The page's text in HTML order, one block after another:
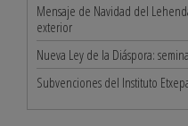
Mensaje de Navidad del
exterior
Nueva Ley de la Diáspora:
Subvenciones del Instituto